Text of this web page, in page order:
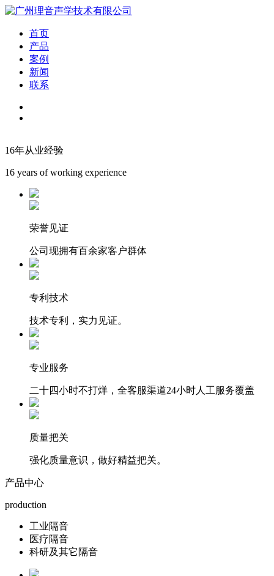
首页
产品
案例
新闻
联系
16年从业经验
16 years of working experience
荣誉见证
公司现拥有百余家客户群体
专利技术
技术专利，实力见证。
专业服务
二十四小时不打烊，全客服渠道24小时人工服务覆盖
质量把关
强化质量意识，做好精益把关。
产品中心
production
工业隔音
医疗隔音
科研及其它隔音